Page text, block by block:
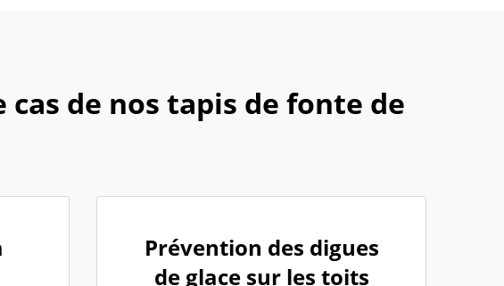
de nos tapis de fonte de
Prévention des digues
de glace sur les toits